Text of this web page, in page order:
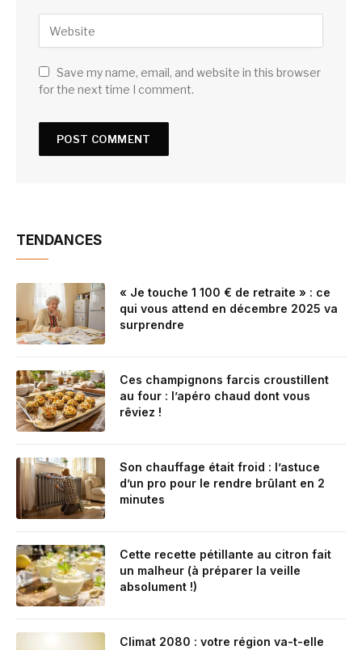
Save my name, email, and website in this browser
for the next time I comment.
TENDANCES
« Je touche 1 100 € de retraite » : ce
qui vous attend en décembre 2025 va
surprendre
Ces champignons farcis croustillent
au four : l’apéro chaud dont vous
rêviez !
Son chauffage était froid : l’astuce
d’un pro pour le rendre brûlant en 2
minutes
Cette recette pétillante au citron fait
un malheur (à préparer la veille
absolument !)
Climat 2080 : votre région va-t-elle